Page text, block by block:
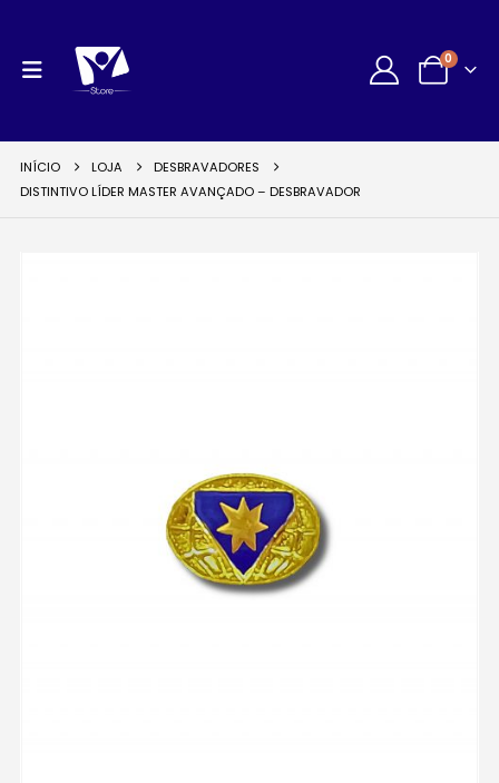
0
INÍCIO LOJA
DESBRAVADORES
DISTINTIVO LÍDER MASTER AVANÇADO – DESBRAVADOR